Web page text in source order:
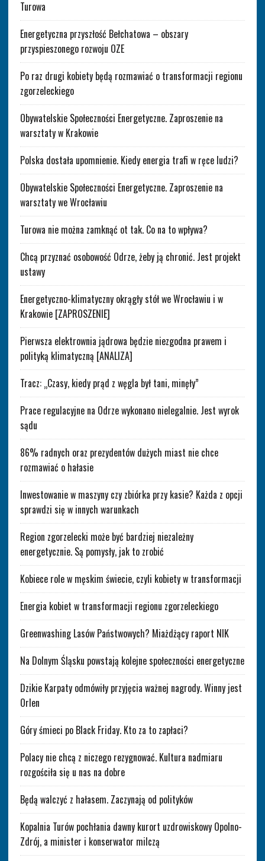
Turowa
Energetyczna przyszłość Bełchatowa – obszary
przyspieszonego rozwoju OZE
Po raz drugi kobiety będą rozmawiać o transformacji regionu
zgorzeleckiego
Obywatelskie Społeczności Energetyczne. Zaproszenie na
warsztaty w Krakowie
Polska dostała upomnienie. Kiedy energia trafi w ręce ludzi?
Obywatelskie Społeczności Energetyczne. Zaproszenie na
warsztaty we Wrocławiu
Turowa nie można zamknąć ot tak. Co na to wpływa?
Chcą przyznać osobowość Odrze, żeby ją chronić. Jest projekt
ustawy
Energetyczno-klimatyczny okrągły stół we Wrocławiu i w
Krakowie [ZAPROSZENIE]
Pierwsza elektrownia jądrowa będzie niezgodna prawem i
polityką klimatyczną [ANALIZA]
Tracz: „Czasy, kiedy prąd z węgla był tani, minęły”
Prace regulacyjne na Odrze wykonano nielegalnie. Jest wyrok
sądu
86% radnych oraz prezydentów dużych miast nie chce
rozmawiać o hałasie
Inwestowanie w maszyny czy zbiórka przy kasie? Każda z opcji
sprawdzi się w innych warunkach
Region zgorzelecki może być bardziej niezależny
energetycznie. Są pomysły, jak to zrobić
Kobiece role w męskim świecie, czyli kobiety w transformacji
Energia kobiet w transformacji regionu zgorzeleckiego
Greenwashing Lasów Państwowych? Miażdżący raport NIK
Na Dolnym Śląsku powstają kolejne społeczności energetyczne
Dzikie Karpaty odmówiły przyjęcia ważnej nagrody. Winny jest
Orlen
Góry śmieci po Black Friday. Kto za to zapłaci?
Polacy nie chcą z niczego rezygnować. Kultura nadmiaru
rozgościła się u nas na dobre
Będą walczyć z hałasem. Zaczynają od polityków
Kopalnia Turów pochłania dawny kurort uzdrowiskowy Opolno-
Zdrój, a minister i konserwator milczą